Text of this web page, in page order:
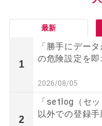
最新
1
「勝手にデー
の危険設定を即
2026/08/05
2
「setlog（セ
以外での登録手